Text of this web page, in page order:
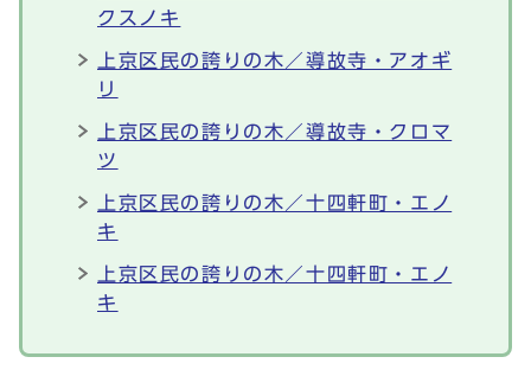
クスノキ
上京区民の誇りの木／導故寺・アオギ
リ
上京区民の誇りの木／導故寺・クロマ
ツ
上京区民の誇りの木／十四軒町・エノ
キ
上京区民の誇りの木／十四軒町・エノ
キ